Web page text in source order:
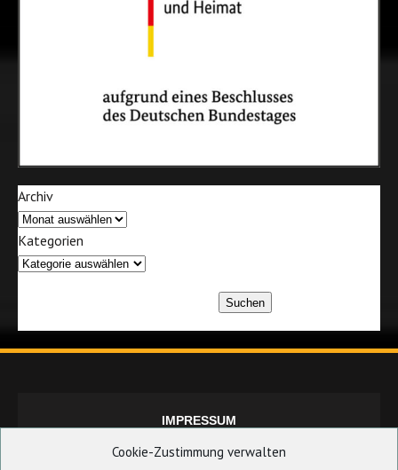
Cookie-Zustimmung verwalten
Archiv
Kategorien
Suchen
IMPRESSUM